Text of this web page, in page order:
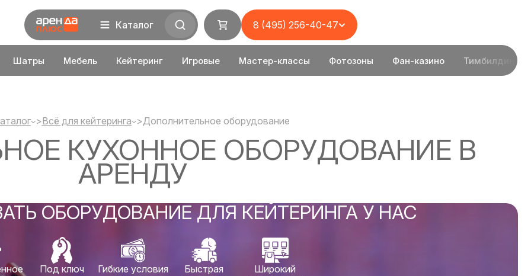
Шатры Мебель Кейтеринг Игровые Мастер-классы Фотозоны Фан-казино Тимбилдинг
Каталог 8 (495) 256-40-47
>Всё для кейтеринга >Дополнительное оборудование
КУХОННОЕ ОБОРУДОВАНИЕ В
АРЕНДУ
ОБОРУДОВАНИЕ ДЛЯ КЕЙТЕРИНГА У НАС
Под ключ
Гибкие условия
Быстрая
Широкий